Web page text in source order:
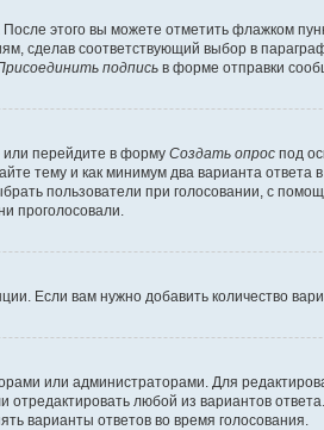
этого вы можете отметить флажком
сделав соответствующий выбор в
подпись в форме отправки
или перейдите в форму Создать опрос под
тему и как минимум два варианта
пользователи при голосовании, с
проголосовали.
Если вам нужно добавить количество
или администраторами. Для
любой из вариантов
варианты ответов во время голосования.